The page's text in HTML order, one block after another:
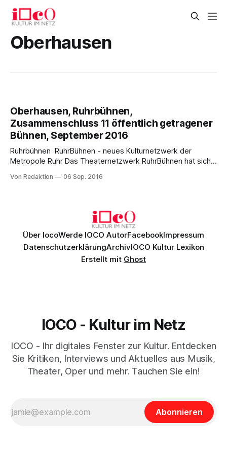
Oberhausen
Oberhausen, Ruhrbühnen,
Zusammenschluss 11 öffentlich getragener
Bühnen, September 2016
Ruhrbühnen RuhrBühnen - neues Kulturnetzwerk der
Metropole Ruhr Das Theaternetzwerk RuhrBühnen hat sich
Stadttheater bzw. öffentlich getragene Bühnen haben sich
und der Kultur Ruhr GmbH Kooperationsverträge
Von Redaktion 06 Sep. 2016
Über IocoWerde IOCO AutorFacebookImpressum
DatenschutzerklärungArchivIOCO Kultur Lexikon
Erstellt mit Ghost
IOCO - Kultur im Netz
IOCO - Ihr digitales Fenster zur Kultur. Entdecken
Sie Kritiken, Interviews und Aktuelles aus Musik,
Theater, Oper und mehr. Tauchen Sie ein!
Abonnieren